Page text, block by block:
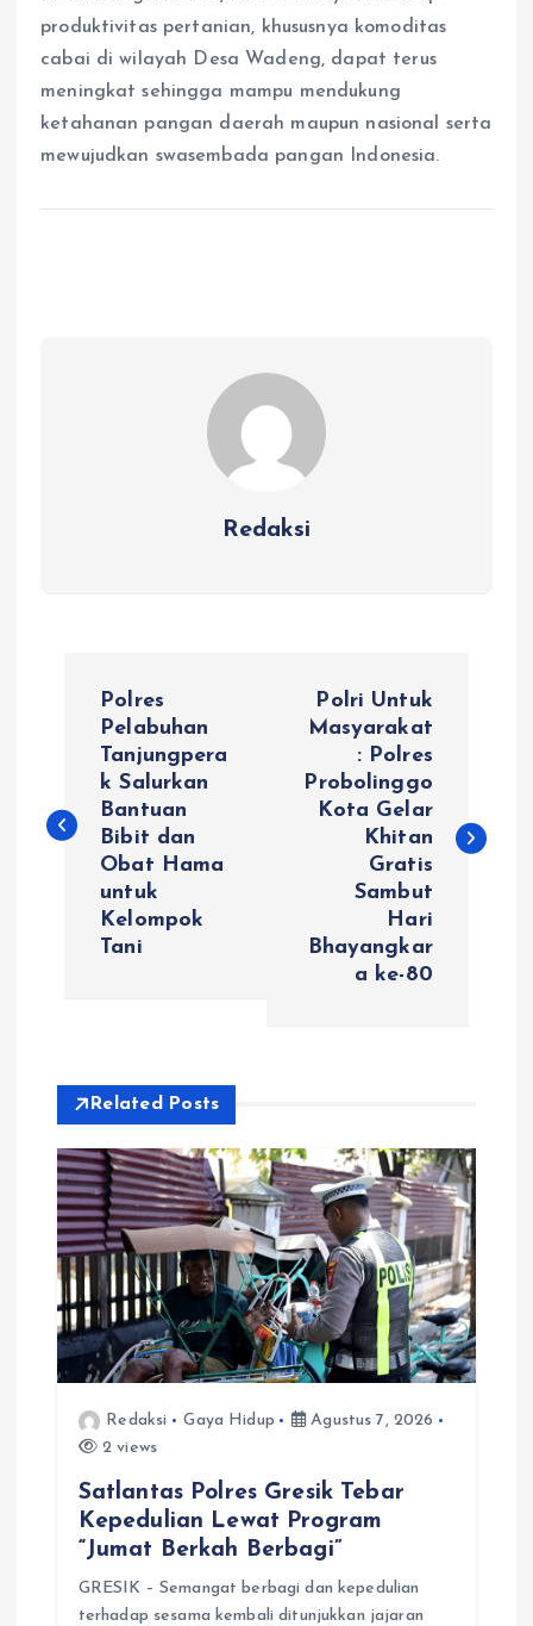
produktivitas pertanian, khususnya komoditas
cabai di wilayah Desa Wadeng, dapat terus
meningkat sehingga mampu mendukung
ketahanan pangan daerah maupun nasional serta
mewujudkan swasembada pangan Indonesia.
Redaksi
v
i
p
o
s
Polres
Pelabuhan
Tanjungpera
k Salurkan
Bantuan
Bibit dan
Obat Hama
untuk
Kelompok
Tani
Polri Untuk
Masyarakat
: Polres
Probolinggo
Kota Gelar
Khitan
Gratis
Sambut
Hari
Bhayangkar
a ke-80
Related Posts
Redaksi Gaya Hidup
Agustus 7, 2026
2 views
Satlantas Polres Gresik Tebar
Kepedulian Lewat Program
“Jumat Berkah Berbagi”
GRESIK – Semangat berbagi dan kepedulian
terhadap sesama kembali ditunjukkan jajaran